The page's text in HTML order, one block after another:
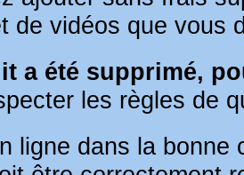
de vidéos que vous
a été supprimé,
les règles de
ligne dans la bonne